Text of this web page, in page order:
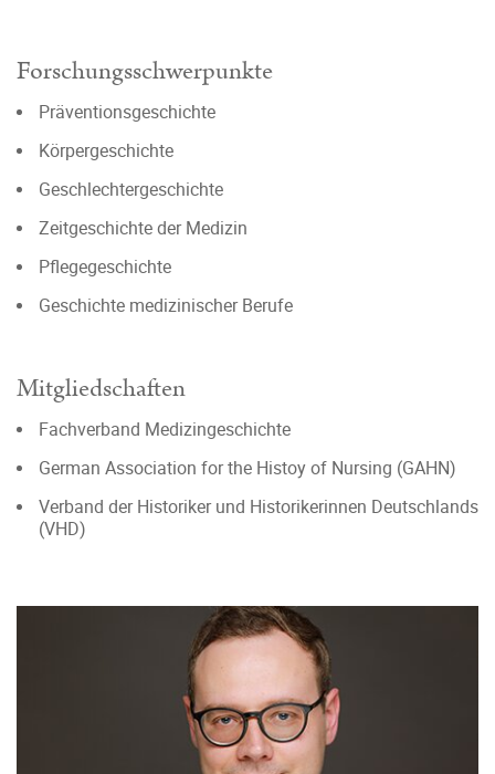
Forschungsschwerpunkte
Präventionsgeschichte
Körpergeschichte
Geschlechtergeschichte
Zeitgeschichte der Medizin
Pflegegeschichte
Geschichte medizinischer Berufe
Mitgliedschaften
Fachverband Medizingeschichte
German Association for the Histoy of Nursing (GAHN)
Verband der Historiker und Historikerinnen Deutschlands
(VHD)